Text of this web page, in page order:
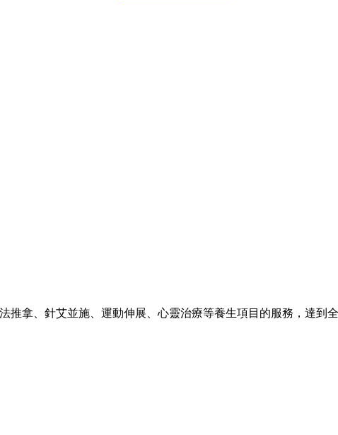
推拿、針艾並施、運動伸展、心靈治療等養生項目的服務，達到